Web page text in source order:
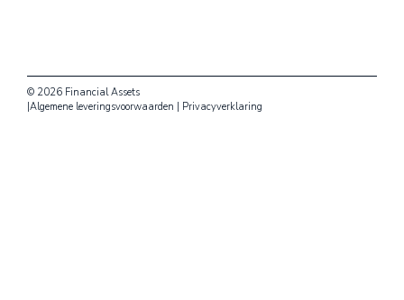
© 2026 Financial Assets
Algemene leveringsvoorwaarden Privacyverklaring